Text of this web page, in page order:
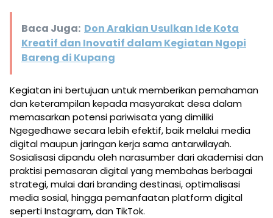
Baca Juga: Don Arakian Usulkan Ide Kota
Kreatif dan Inovatif dalam Kegiatan Ngopi
Bareng di Kupang
Kegiatan ini bertujuan untuk memberikan pemahaman
dan keterampilan kepada masyarakat desa dalam
memasarkan potensi pariwisata yang dimiliki
Ngegedhawe secara lebih efektif, baik melalui media
digital maupun jaringan kerja sama antarwilayah.
Sosialisasi dipandu oleh narasumber dari akademisi dan
praktisi pemasaran digital yang membahas berbagai
strategi, mulai dari branding destinasi, optimalisasi
media sosial, hingga pemanfaatan platform digital
seperti Instagram, dan TikTok.